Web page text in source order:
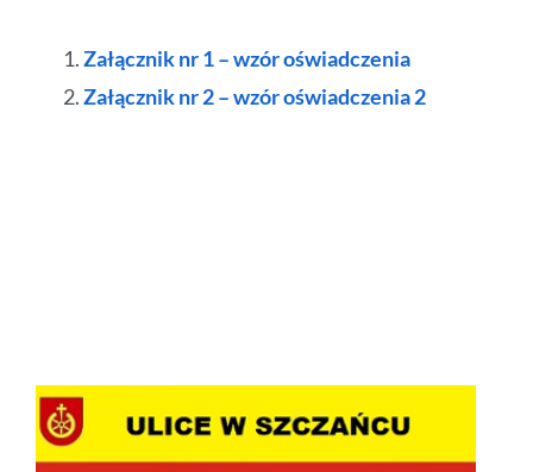
Załącznik nr 1 – wzór oświadczenia
Załącznik nr 2 – wzór oświadczenia 2